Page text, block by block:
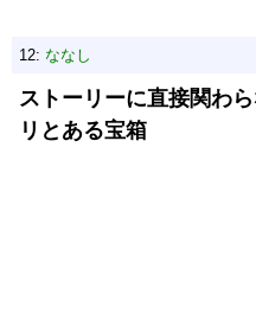
12: ななし
ストーリーに直接関わ
リとある宝箱